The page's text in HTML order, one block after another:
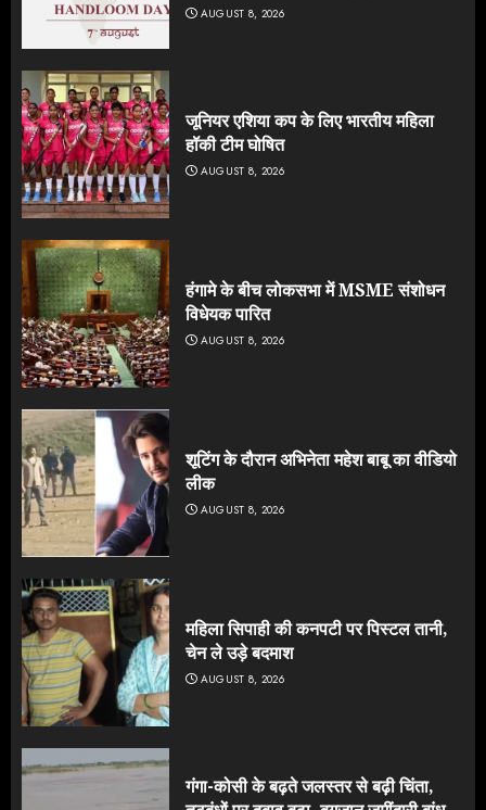
AUGUST 8, 2026
जूनियर एशिया कप के लिए भारतीय महिला
हॉकी टीम घोषित
AUGUST 8, 2026
हंगामे के बीच लोकसभा में MSME संशोधन
विधेयक पारित
AUGUST 8, 2026
शूटिंग के दौरान अभिनेता महेश बाबू का वीडियो
लीक
AUGUST 8, 2026
महिला सिपाही की कनपटी पर पिस्टल तानी,
चेन ले उड़े बदमाश
AUGUST 8, 2026
गंगा-कोसी के बढ़ते जलस्तर से बढ़ी चिंता,